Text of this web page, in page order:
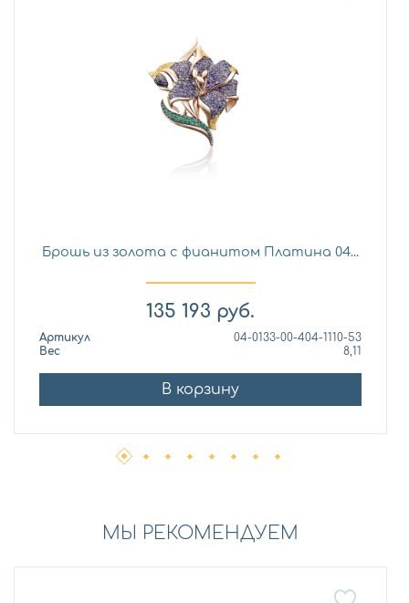
Брошь из золота с фианитом Платина 04...
135 193 руб.
Артикул
04-0133-00-404-1110-53
Вес
8,11
В корзину
МЫ РЕКОМЕНДУЕМ